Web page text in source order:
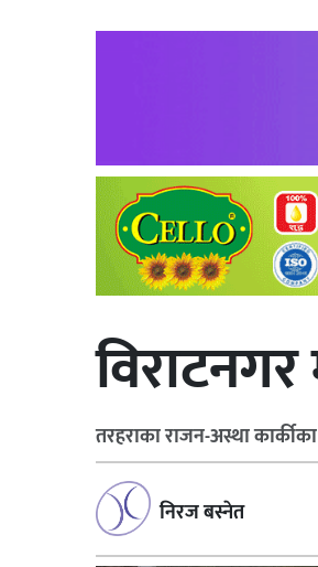
तरहराका राजन-अस्था
निरज बस्नेत